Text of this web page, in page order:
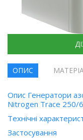
ОПИС
Опис Генератори
Nitrogen Trace 250/
Технічні
Застосування